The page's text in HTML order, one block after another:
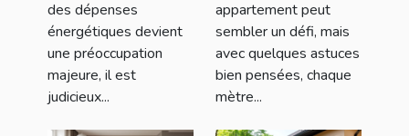
pour réduire
les coûts
des dépenses
énergétiques devient
une préoccupation
majeure, il est
judicieux...
appartement peut
sembler un défi, mais
avec quelques astuces
bien pensées, chaque
mètre...